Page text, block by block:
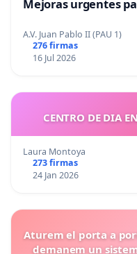
Mejoras urgentes
A.V. Juan Pablo II (PAU 1)
276 firmas
16 Jul 2026
CENTRO DE DIA
Laura Montoya
273 firmas
24 Jan 2026
Aturem el porta a
demanem un